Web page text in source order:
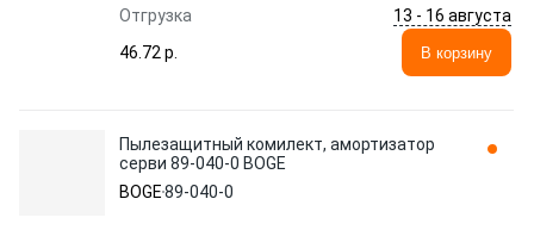
Отгрузка
13 - 16 августа
46.72 p.
В корзину
Пылезащитный комилект, амортизатор
серви 89-040-0 BOGE
BOGE89-040-0